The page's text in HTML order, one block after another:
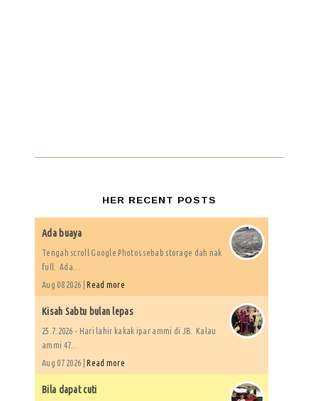
HER RECENT POSTS
Ada buaya
Tengah scroll Google Photos sebab storage dah nak
full. Ada...
Aug 08 2026 |Read more
Kisah Sabtu bulan lepas
25.7.2026 - Hari lahir kakak ipar ammi di JB. Kalau
ammi 47...
Aug 07 2026 |Read more
Bila dapat cuti